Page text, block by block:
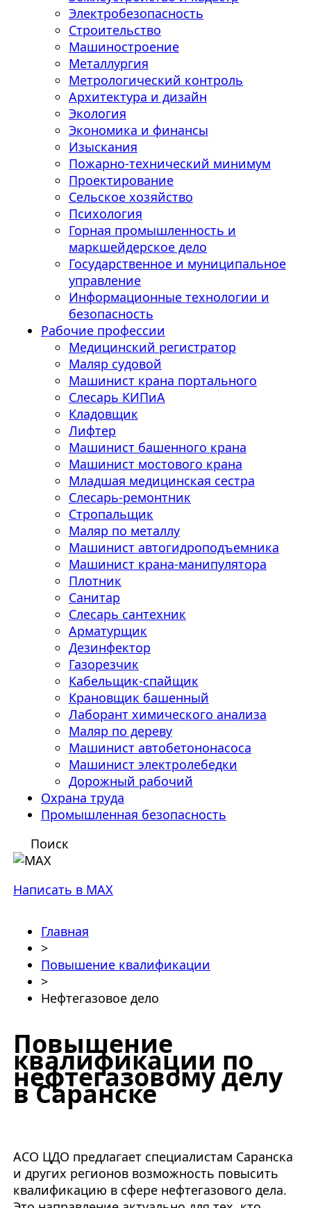
Электробезопасность
Строительство
Машиностроение
Металлургия
Метрологический контроль
Архитектура и дизайн
Экология
Экономика и финансы
Изыскания
Пожарно-технический минимум
Проектирование
Сельское хозяйство
Психология
Горная промышленность и
маркшейдерское дело
Государственное и муниципальное
управление
Информационные технологии и
безопасность
Рабочие профессии
Медицинский регистратор
Маляр судовой
Машинист крана портального
Слесарь КИПиА
Кладовщик
Лифтер
Машинист башенного крана
Машинист мостового крана
Младшая медицинская сестра
Слесарь-ремонтник
Стропальщик
Маляр по металлу
Машинист автогидроподъемника
Машинист крана-манипулятора
Плотник
Санитар
Слесарь сантехник
Арматурщик
Дезинфектор
Газорезчик
Кабельщик-спайщик
Крановщик башенный
Лаборант химического анализа
Маляр по дереву
Машинист автобетононасоса
Машинист электролебедки
Дорожный рабочий
Охрана труда
Промышленная безопасность
Поиск
Написать в MAX
Главная
>
Повышение квалификации
>
Нефтегазовое дело
Повышение
квалификации по
нефтегазовому делу
в Саранске
АСО ЦДО предлагает специалистам Саранска
и других регионов возможность повысить
квалификацию в сфере нефтегазового дела.